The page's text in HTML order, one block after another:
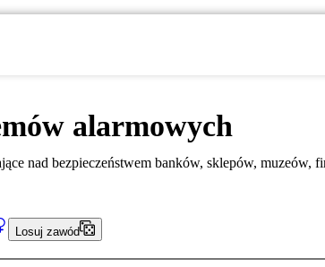
alarmowych
nad bezpieczeństwem banków, sklepów, muzeów,
Losuj zawód